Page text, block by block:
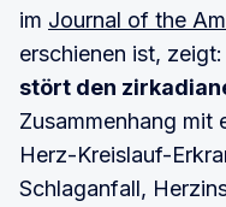
im Journal of the
erschienen ist, zeigt:
stört den
Zusammenhang mit
Herz-Kreislauf-
Schlaganfall,